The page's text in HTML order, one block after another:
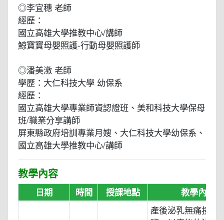
◎李宜穗 老師
經歷：
國立高雄大學推教中心/講師
鯨寶寶母嬰照護-行動母嬰照護師
◎潘美澂 老師
學歷：大仁科技大學 幼保系
經歷：
國立高雄大學專業師資認證班、美和科技大學保母
班/職業分享講師
屏東縣政府培訓專業月嫂、大仁科技大學幼保系、
國立高雄大學推教中心/講師
教學內容
日期 時間 授課地點 教學內容
產後泌乳無痛按摩